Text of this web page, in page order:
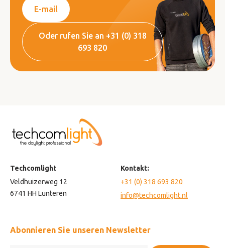
E-mail
Oder rufen Sie an +31 (0) 318
693 820
Techcomlight
Veldhuizerweg 12
6741 HH Lunteren
Kontakt:
+31 (0) 318 693 820
info@techcomlight.nl
Abonnieren Sie unseren Newsletter